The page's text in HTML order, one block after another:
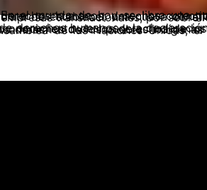
En el mundo de hoy se libra una gran lucha: de una parte se defienden y se busca el reconocimiento de los derechos humanos, derechos colectivos e